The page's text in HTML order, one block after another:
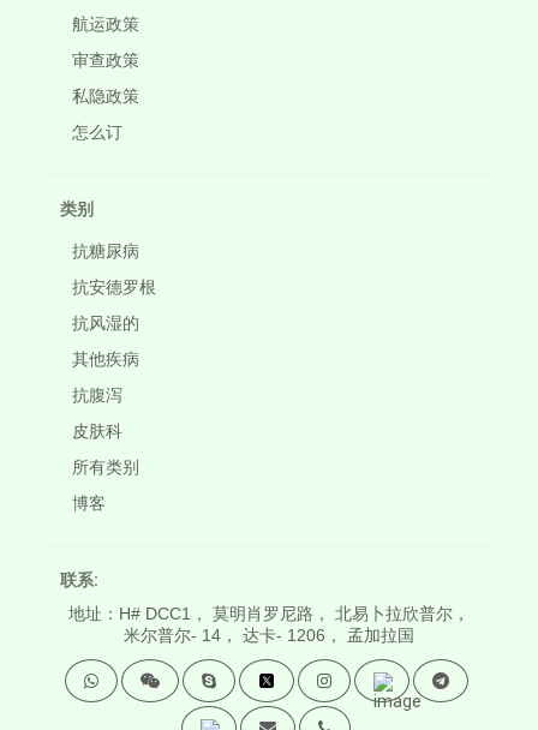
航运政策
审查政策
私隐政策
怎么订
类别
抗糖尿病
抗安德罗根
抗风湿的
其他疾病
抗腹泻
皮肤科
所有类别
博客
联系:
地址：H# DCC1， 莫明肖罗尼路， 北易卜拉欣普尔，
米尔普尔- 14， 达卡- 1206， 孟加拉国